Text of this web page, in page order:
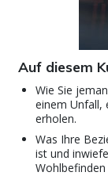
Auf diesem
Wie Sie
einem Unfall,
erholen.
Was Ihre
ist und